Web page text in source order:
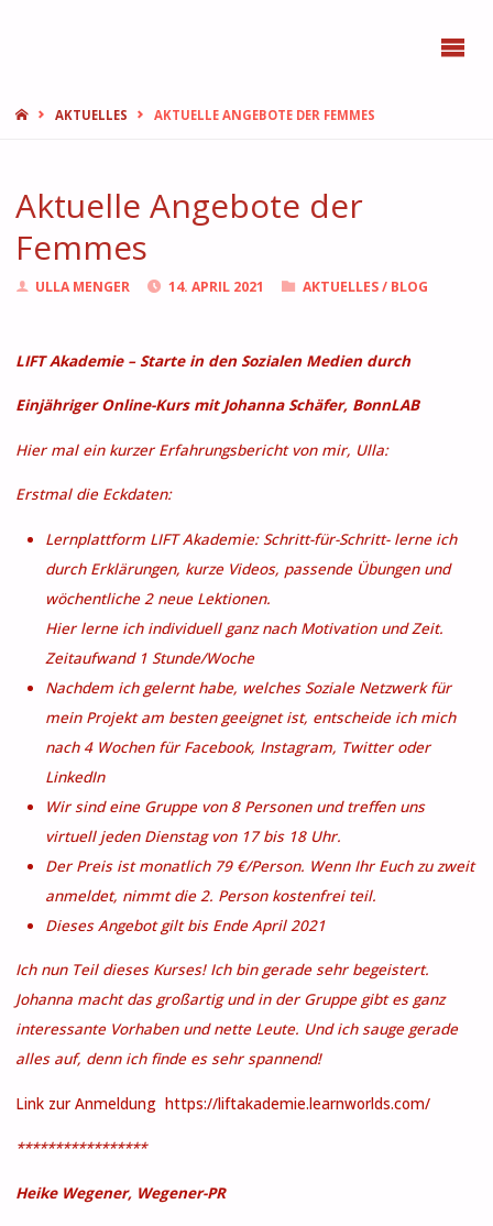
STARTAKTUELLES AKTUELLE ANGEBOTE DER FEMMES
Aktuelle Angebote der
Femmes
ULLA MENGER 14. APRIL 2021 AKTUELLES/ BLOG
LIFT Akademie – Starte in den Sozialen Medien durch
Einjähriger Online-Kurs mit Johanna Schäfer, BonnLAB
Hier mal ein kurzer Erfahrungsbericht von mir, Ulla:
Erstmal die Eckdaten:
Lernplattform LIFT Akademie: Schritt-für-Schritt- lerne ich
durch Erklärungen, kurze Videos, passende Übungen und
wöchentliche 2 neue Lektionen.
Hier lerne ich individuell ganz nach Motivation und Zeit.
Zeitaufwand 1 Stunde/Woche
Nachdem ich gelernt habe, welches Soziale Netzwerk für
mein Projekt am besten geeignet ist, entscheide ich mich
nach 4 Wochen für Facebook, Instagram, Twitter oder
LinkedIn
Wir sind eine Gruppe von 8 Personen und treffen uns
virtuell jeden Dienstag von 17 bis 18 Uhr.
Der Preis ist monatlich 79 €/Person. Wenn Ihr Euch zu zweit
anmeldet, nimmt die 2. Person kostenfrei teil.
Dieses Angebot gilt bis Ende April 2021
Ich nun Teil dieses Kurses! Ich bin gerade sehr begeistert.
Johanna macht das großartig und in der Gruppe gibt es ganz
interessante Vorhaben und nette Leute. Und ich sauge gerade
alles auf, denn ich finde es sehr spannend!
Link zur Anmeldung https://liftakademie.learnworlds.com/
*****************
Heike Wegener, Wegener-PR